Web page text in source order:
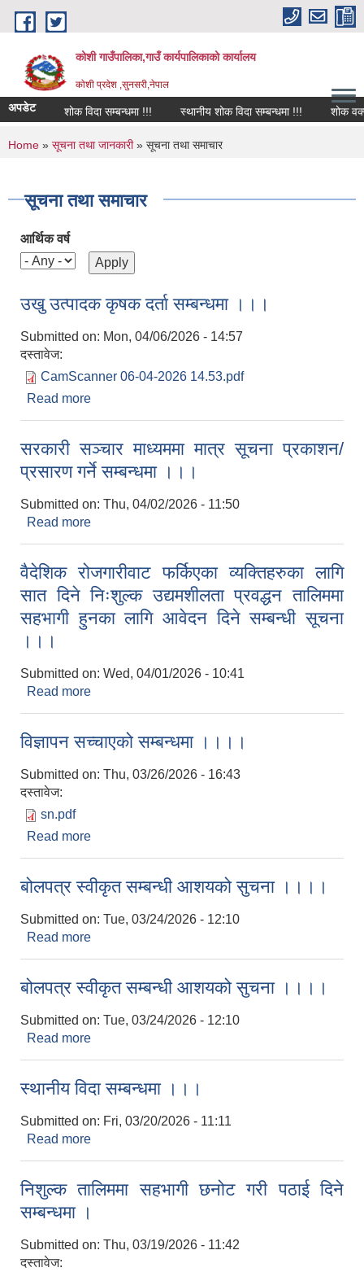
Skip to main content
कोशी गाउँपालिका,गाउँ कार्यपालिकाको कार्यालय
काेशी प्रदेश ,सुनसरी,नेपाल
अपडेट शोक विदा सम्बन्धमा !!! स्थानीय शोक विदा सम्बन्धमा !!! शोक वक्तव्य
You are here
Home » सूचना तथा जानकारी» सूचना तथा समाचार
सूचना तथा समाचार
आर्थिक वर्ष
उखु उत्पादक कृषक दर्ता सम्बन्धमा ।।।
Submitted on: Mon, 04/06/2026 - 14:57
दस्तावेज:
CamScanner 06-04-2026 14.53.pdf
Read more
सरकारी सञ्चार माध्यममा मात्र सूचना प्रकाशन/
प्रसारण गर्ने सम्बन्धमा ।।।
Submitted on: Thu, 04/02/2026 - 11:50
Read more
वैदेशिक रोजगारीवाट फर्किएका व्यक्तिहरुका लागि
सात दिने निःशुल्क उद्यमशीलता प्रवद्धन तालिममा
सहभागी हुनका लागि आवेदन दिने सम्बन्धी सूचना
।।।
Submitted on: Wed, 04/01/2026 - 10:41
Read more
विज्ञापन सच्चाएको सम्बन्धमा ।।।।
Submitted on: Thu, 03/26/2026 - 16:43
दस्तावेज:
sn.pdf
Read more
बोलपत्र स्वीकृत सम्बन्धी आशयको सुचना ।।।।
Submitted on: Tue, 03/24/2026 - 12:10
Read more
बोलपत्र स्वीकृत सम्बन्धी आशयको सुचना ।।।।
Submitted on: Tue, 03/24/2026 - 12:10
Read more
स्थानीय विदा सम्बन्धमा ।।।
Submitted on: Fri, 03/20/2026 - 11:11
Read more
निशुल्क तालिममा सहभागी छनोट गरी पठाई दिने
सम्बन्धमा ।
Submitted on: Thu, 03/19/2026 - 11:42
दस्तावेज: